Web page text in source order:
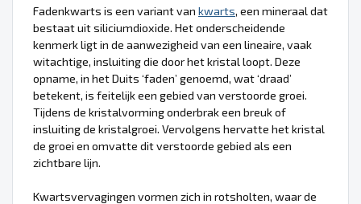
Fadenkwarts is een variant van kwarts, een mineraal dat
bestaat uit siliciumdioxide. Het onderscheidende
kenmerk ligt in de aanwezigheid van een lineaire, vaak
witachtige, insluiting die door het kristal loopt. Deze
opname, in het Duits ‘faden’ genoemd, wat ‘draad’
betekent, is feitelijk een gebied van verstoorde groei.
Tijdens de kristalvorming onderbrak een breuk of
insluiting de kristalgroei. Vervolgens hervatte het kristal
de groei en omvatte dit verstoorde gebied als een
zichtbare lijn.
Kwartsvervagingen vormen zich in rotsholten, waar de